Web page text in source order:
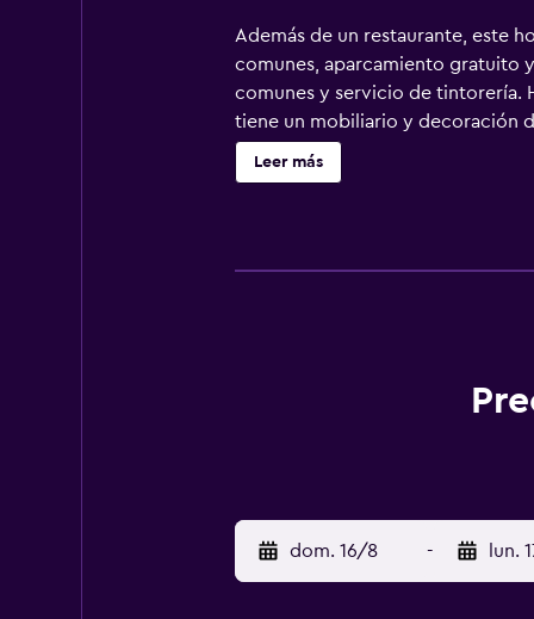
Además de un restaurante, este
comunes, aparcamiento gratuito
comunes y servicio de tintorería.
tiene un mobiliario y decoración
con ducha. Este hotel en Orbey
todos los días. Los servicios de
Leer más
dom. 16/8 - lun.